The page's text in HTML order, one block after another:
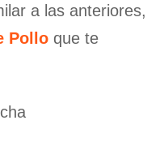
a las anteriores,
Pollo que te